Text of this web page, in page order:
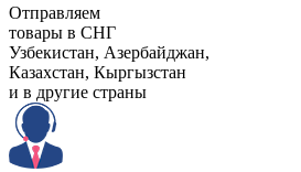
Отправляем
товары в СНГ
Узбекистан, Aзербайджан,
Казахстан, Кыргызстан
и в другие страны